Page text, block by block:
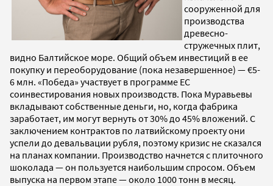
сооруженной для
производства
древесно-
стружечных плит,
видно Балтийское море. Общий объем инвестиций в ее
покупку и переоборудование (пока незавершенное) — €5-
6 млн. «Победа» участвует в программе ЕС
соинвестирования новых производств. Пока Муравьевы
вкладывают собственные деньги, но, когда фабрика
заработает, им могут вернуть от 30% до 45% вложений. C
заключением контрактов по латвийскому проекту они
успели до девальвации рубля, поэтому кризис не сказался
на планах компании. Производство начнется с плиточного
шоколада — он пользуется наибольшим спросом. Объем
выпуска на первом этапе — около 1000 тонн в месяц.